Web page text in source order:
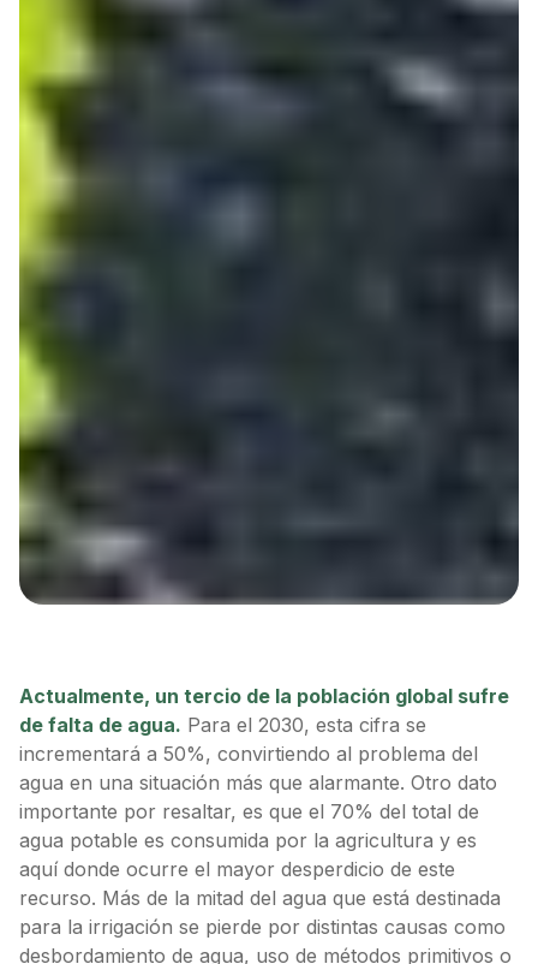
Actualmente, un tercio de la población global sufre
de falta de agua. Para el 2030, esta cifra se
incrementará a 50%, convirtiendo al problema del
agua en una situación más que alarmante. Otro dato
importante por resaltar, es que el 70% del total de
agua potable es consumida por la agricultura y es
aquí donde ocurre el mayor desperdicio de este
recurso. Más de la mitad del agua que está destinada
para la irrigación se pierde por distintas causas como
desbordamiento de agua, uso de métodos primitivos o